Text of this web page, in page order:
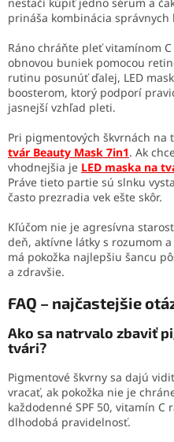
prináša kombinácia správnych
Ráno chráňte pleť vitamínom C
obnovou buniek pomocou
rutinu posunúť ďalej, LED
boosterom, ktorý podporí
jasnejší vzhľad pleti.
Pri pigmentových škvrnách na
tvár Beauty Mask 7in1. Ak
vhodnejšia je LED maska na
Práve tieto partie sú slnku
často prezradia vek ešte skôr.
Kľúčom nie je agresívna
deň, aktívne látky s rozumom
má pokožka najlepšiu šancu
a zdravšie.
FAQ – najčastejšie
Ako sa natrvalo zbaviť
tvári?
Pigmentové škvrny sa dajú
vracať, ak pokožka nie je
každodenné SPF 50, vitamín
dlhodobá pravidelnosť.